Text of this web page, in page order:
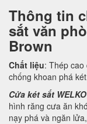
Thông tin
sắt văn
Brown
Chất liệu: Thép
chống khoan phá
Cửa két sắt
hình răng cưa ăn
nạy phá và ngăn